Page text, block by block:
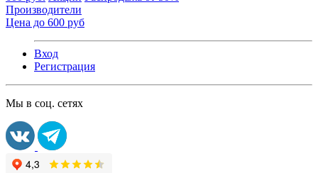
Производители
Цена до 600 руб
Вход
Регистрация
Мы в соц. сетях